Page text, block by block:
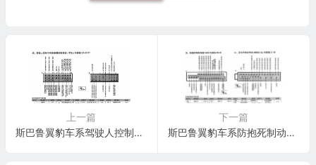
上一篇
斯巴鲁翼豹车系驾驶人控制中间差速器控制系统(手动)电脑板24+24针端子
下一篇
斯巴鲁翼豹车系防抱死制动系统 ABS 电脑板26针端子